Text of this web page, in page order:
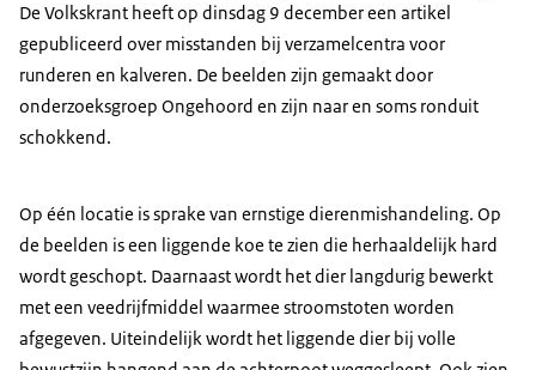
De Volkskrant heeft op dinsdag 9 december een artikel
gepubliceerd over misstanden bij verzamelcentra voor
runderen en kalveren. De beelden zijn gemaakt door
onderzoeksgroep Ongehoord en zijn naar en soms ronduit
schokkend.
Op één locatie is sprake van ernstige dierenmishandeling. Op
de beelden is een liggende koe te zien die herhaaldelijk hard
wordt geschopt. Daarnaast wordt het dier langdurig bewerkt
met een veedrijfmiddel waarmee stroomstoten worden
afgegeven. Uiteindelijk wordt het liggende dier bij volle